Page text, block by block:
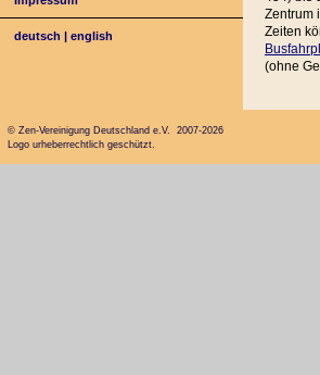
deutsch |english
Zentrum
Zeiten
(ohne
© Zen-Vereinigung Deutschland e.V. 2007-2026
Logo urheberrechtlich geschützt.